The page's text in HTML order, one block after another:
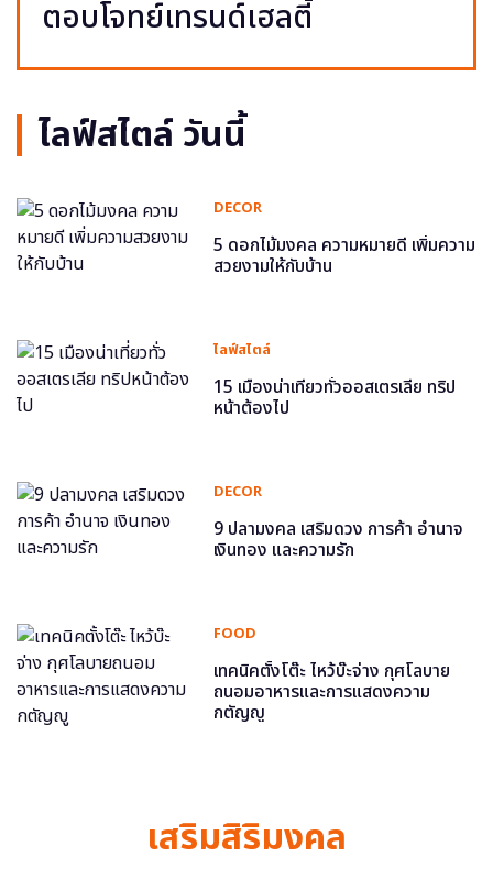
ตอบโจทย์เทรนด์เฮลตี้
ไลฟ์สไตล์ วันนี้
DECOR
5 ดอกไม้มงคล ความหมายดี เพิ่มความ
สวยงามให้กับบ้าน
ไลฟ์สไตล์
15 เมืองน่าเที่ยวทั่วออสเตรเลีย ทริป
หน้าต้องไป
DECOR
9 ปลามงคล เสริมดวง การค้า อำนาจ
เงินทอง และความรัก
FOOD
เทคนิคตั้งโต๊ะ ไหว้บ๊ะจ่าง กุศโลบาย
ถนอมอาหารและการแสดงความ
กตัญญู
เสริมสิริมงคล